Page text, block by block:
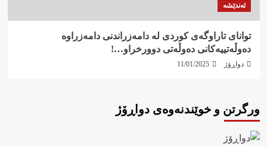
ئەندێشە
توانای تاراوگەی كوردی لە دامەزراندنی دامەزراوە
دەوڵەتییەكانی دەوڵەتی دوورخراو…!
دواڕۆژ 11/01/2025
ورگرتن و خوێندنەوەی دواڕۆژ